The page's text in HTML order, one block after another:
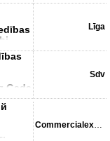
Līga
Gada
Sdv
Commercialexperts. Lv